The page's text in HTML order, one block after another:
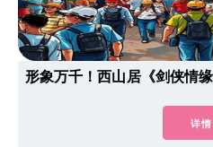
形象万千！西山居《剑侠情
详情